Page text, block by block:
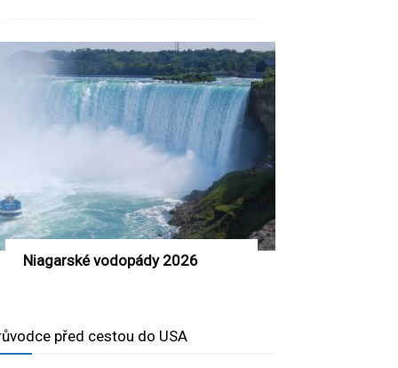
Niagarské vodopády 2026
před cestou do USA